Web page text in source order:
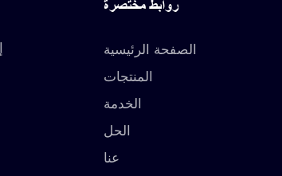
روابط مختصرة
الصفحة الرئيسية
المنتجات
الخدمة
الحل
عنا